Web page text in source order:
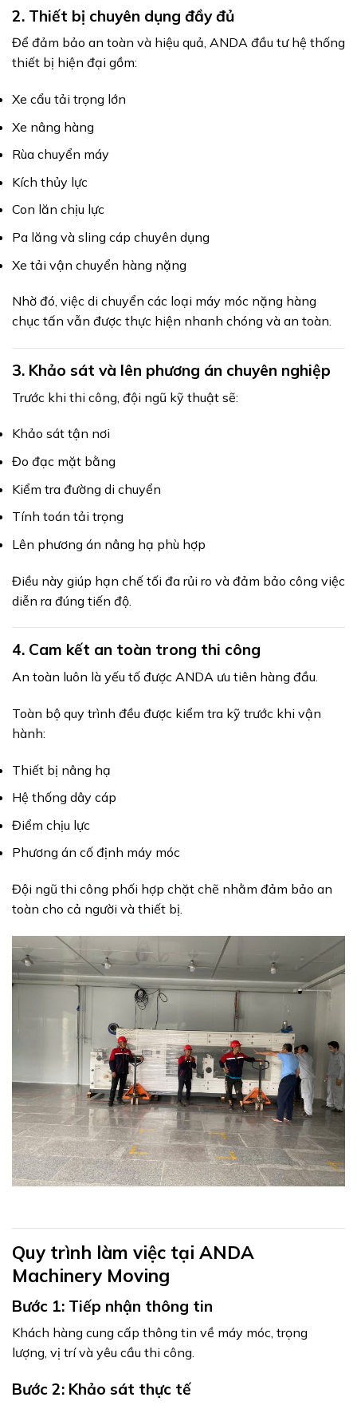
2. Thiết bị chuyên dụng đầy đủ
Để đảm bảo an toàn và hiệu quả, ANDA đầu tư hệ thống
thiết bị hiện đại gồm:
Xe cẩu tải trọng lớn
Xe nâng hàng
Rùa chuyển máy
Kích thủy lực
Con lăn chịu lực
Pa lăng và sling cáp chuyên dụng
Xe tải vận chuyển hàng nặng
Nhờ đó, việc di chuyển các loại máy móc nặng hàng
chục tấn vẫn được thực hiện nhanh chóng và an toàn.
3. Khảo sát và lên phương án chuyên nghiệp
Trước khi thi công, đội ngũ kỹ thuật sẽ:
Khảo sát tận nơi
Đo đạc mặt bằng
Kiểm tra đường di chuyển
Tính toán tải trọng
Lên phương án nâng hạ phù hợp
Điều này giúp hạn chế tối đa rủi ro và đảm bảo công việc
diễn ra đúng tiến độ.
4. Cam kết an toàn trong thi công
An toàn luôn là yếu tố được ANDA ưu tiên hàng đầu.
Toàn bộ quy trình đều được kiểm tra kỹ trước khi vận
hành:
Thiết bị nâng hạ
Hệ thống dây cáp
Điểm chịu lực
Phương án cố định máy móc
Đội ngũ thi công phối hợp chặt chẽ nhằm đảm bảo an
toàn cho cả người và thiết bị.
Quy trình làm việc tại ANDA
Machinery Moving
Bước 1: Tiếp nhận thông tin
Khách hàng cung cấp thông tin về máy móc, trọng
lượng, vị trí và yêu cầu thi công.
Bước 2: Khảo sát thực tế